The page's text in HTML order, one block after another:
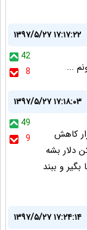
۱۳۹۷/۵/۲۷ ۱۷:۱۷:۲۲
42
8
...
۱۳۹۷/۵/۲۷ ۱۷:۱۸:۰۳
49
9
کاهش
دلار بشه
بگیر و ببند
۱۳۹۷/۵/۲۷ ۱۷:۲۴:۱۴